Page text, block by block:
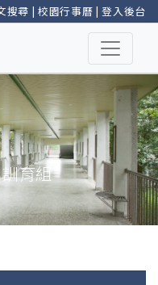
搜尋 | 校園行事曆 |登入後台
育組